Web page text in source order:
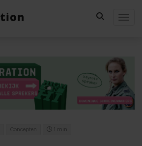
Concepten 1 min